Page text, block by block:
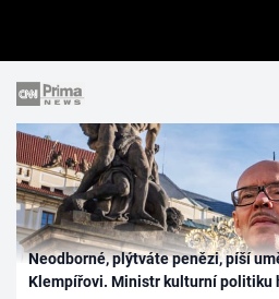
Neodborné, plýtváte penězi, píší
Klempířovi. Ministr kulturní politiku